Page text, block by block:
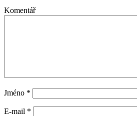
Komentář
Jméno *
E-mail *